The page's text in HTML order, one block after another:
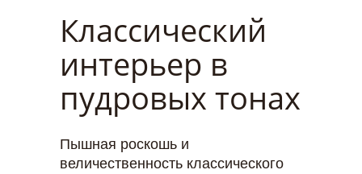
Классический
интерьер в
пудровых тонах
Пышная роскошь и
величественность классического